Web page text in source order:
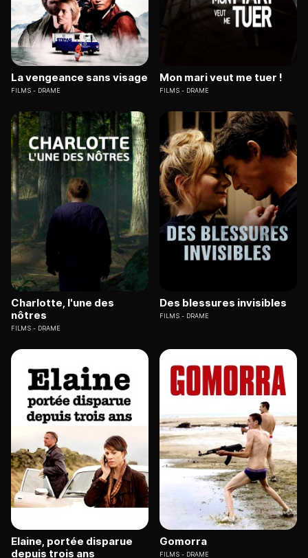
La vengeance sans visage
FILMS DRAME
Mon mari veut me tuer !
FILMS DRAME
Charlotte, l'une des
nôtres
FILMS DRAME
Des blessures invisibles
FILMS DRAME
Elaine, portée disparue
depuis trois ans
Gomorra
FILMS DRAME